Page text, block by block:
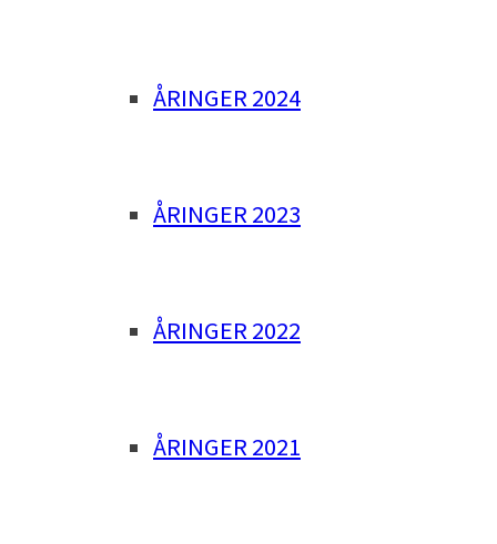
ÅRINGER 2024
ÅRINGER 2023
ÅRINGER 2022
ÅRINGER 2021